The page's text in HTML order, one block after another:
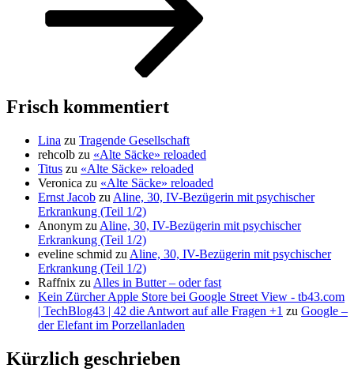
Frisch kommentiert
Lina zu Tragende Gesellschaft
rehcolb zu «Alte Säcke» reloaded
Titus zu «Alte Säcke» reloaded
Veronica zu «Alte Säcke» reloaded
Ernst Jacob zu Aline, 30, IV-Bezügerin mit psychischer
Erkrankung (Teil 1/2)
Anonym zu Aline, 30, IV-Bezügerin mit psychischer
Erkrankung (Teil 1/2)
eveline schmid zu Aline, 30, IV-Bezügerin mit psychischer
Erkrankung (Teil 1/2)
Raffnix zu Alles in Butter – oder fast
Kein Zürcher Apple Store bei Google Street View - tb43.com
| TechBlog43 | 42 die Antwort auf alle Fragen +1 zu Google –
der Elefant im Porzellanladen
Kürzlich geschrieben